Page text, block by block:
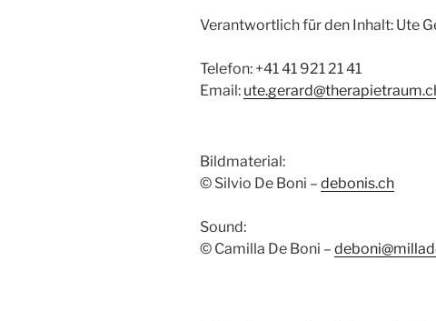
Verantwortlich für den Inhalt: Ute
Telefon: +41 41 921 21 41
Email:
Bildmaterial:
© Silvio De Boni – debonis.ch
Sound:
© Camilla De Boni –